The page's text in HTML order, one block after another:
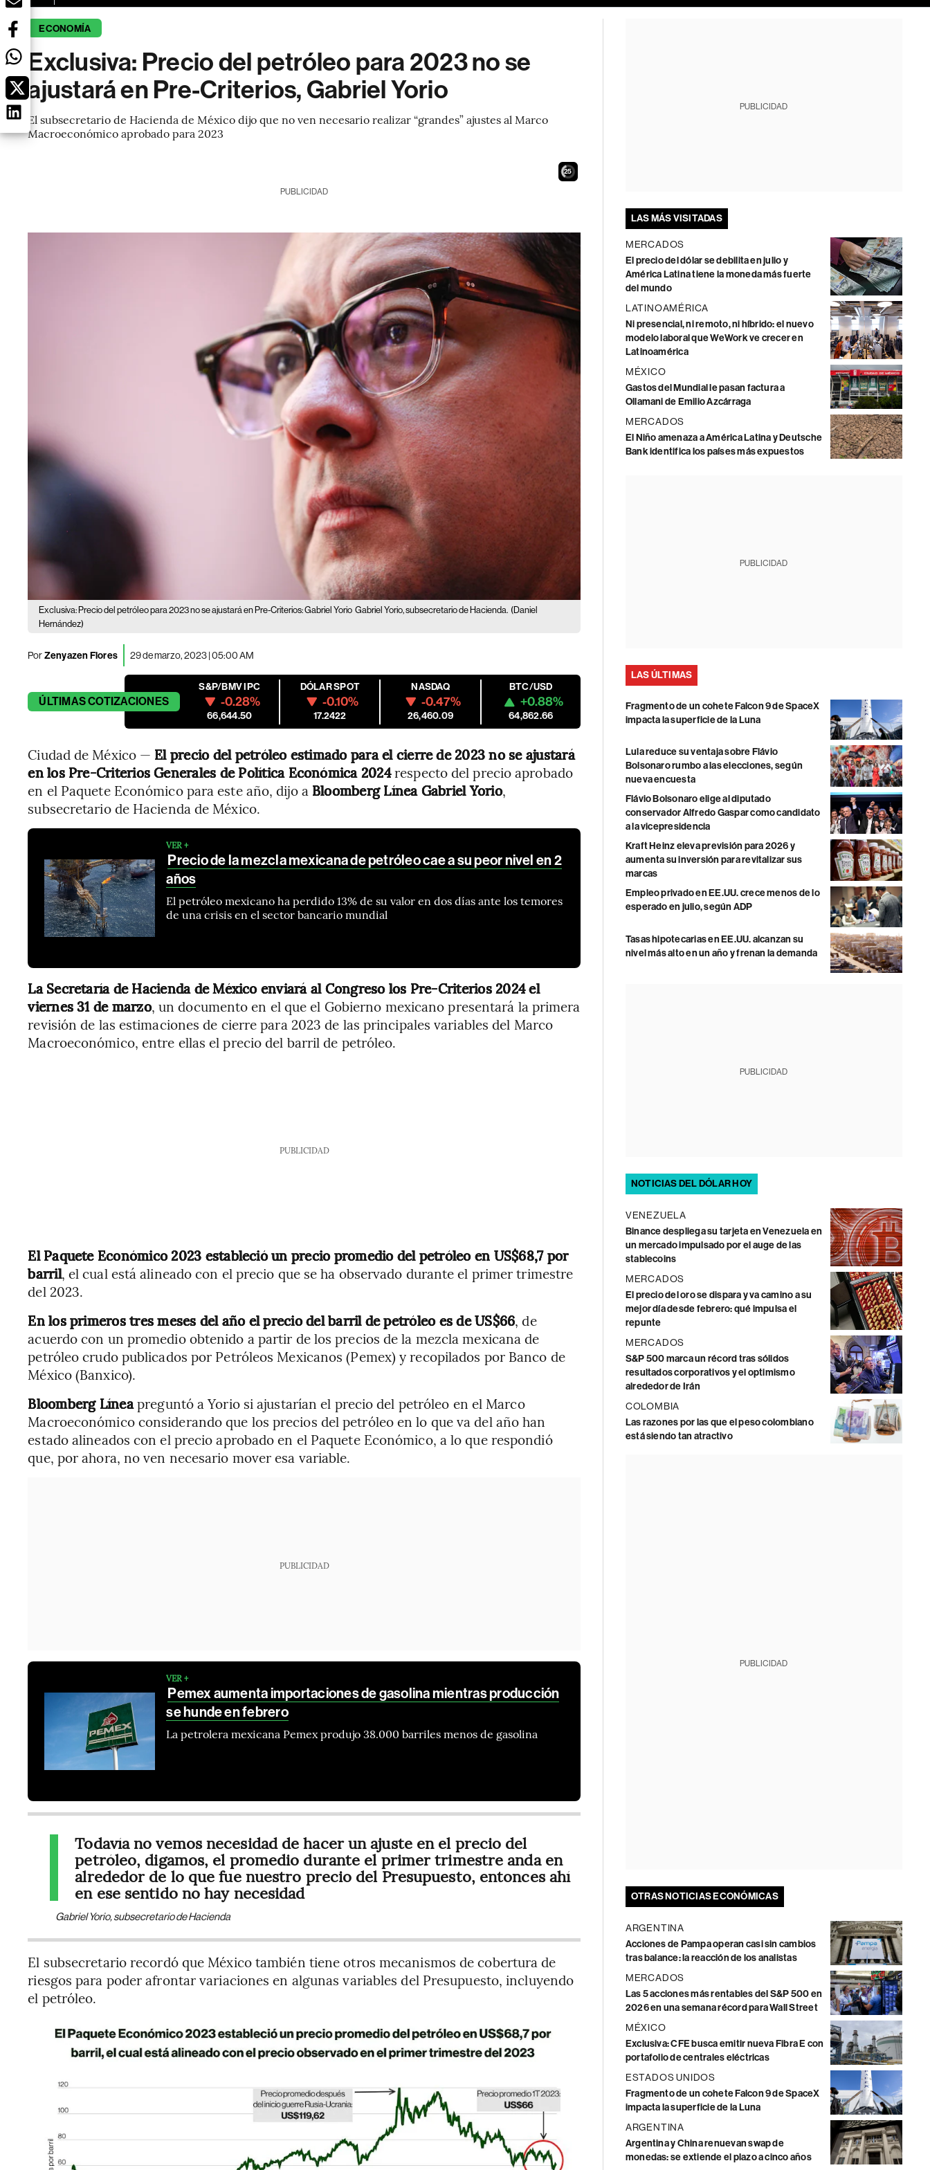
ECONOMÍA
Exclusiva: Precio del petróleo para 2023 no se
ajustará en Pre-Criterios, Gabriel Yorio
El subsecretario de Hacienda de México dijo que no ven necesario realizar “grandes” ajustes al Marco
Macroeconómico aprobado para 2023
24
PUBLICIDAD
Exclusiva: Precio del petróleo para 2023 no se ajustará en Pre-Criterios: Gabriel Yorio Gabriel Yorio, subsecretario de Hacienda. (Daniel
Hernández)
PorZenyazen Flores 29 de marzo, 2023 | 05:00 AM
ÚLTIMASCOTIZACIONES
S&P/BMV IPC
-0.28%
66,644.50
DÓLAR SPOT
-0.10%
17.2422
NASDAQ
-0.47%
26,460.09
BTC/USD
+0.88%
64,862.66
Ciudad de México — El precio del petróleo estimado para el cierre de 2023 no se ajustará
en los Pre-Criterios Generales de Política Económica 2024respecto del precio aprobado
en el Paquete Económico para este año, dijo a Bloomberg Línea Gabriel Yorio,
subsecretario de Hacienda de México.
VER +
Precio de la mezcla mexicana de petróleo cae a su peor nivel en 2
años
El petróleo mexicano ha perdido 13% de su valor en dos días ante los temores
de una crisis en el sector bancario mundial
La Secretaría de Hacienda de México enviará al Congreso los Pre-Criterios 2024 el
viernes 31 de marzo, un documento en el que el Gobierno mexicano presentará la primera
revisión de las estimaciones de cierre para 2023 de las principales variables del Marco
Macroeconómico, entre ellas el precio del barril de petróleo.
PUBLICIDAD
El Paquete Económico 2023 estableció un precio promedio del petróleo en US$68,7 por
barril, el cual está alineado con el precio que se ha observado durante el primer trimestre
del 2023.
En los primeros tres meses del año el precio del barril de petróleo es de US$66, de
acuerdo con un promedio obtenido a partir de los precios de la mezcla mexicana de
petróleo crudo publicados por Petróleos Mexicanos (Pemex) y recopilados por Banco de
México (Banxico).
Bloomberg Líneapreguntó a Yorio si ajustarían el precio del petróleo en el Marco
Macroeconómico considerando que los precios del petróleo en lo que va del año han
estado alineados con el precio aprobado en el Paquete Económico, a lo que respondió
que, por ahora, no ven necesario mover esa variable.
PUBLICIDAD
VER +
Pemex aumenta importaciones de gasolina mientras producción
se hunde en febrero
La petrolera mexicana Pemex produjo 38.000 barriles menos de gasolina
Todavía no vemos necesidad de hacer un ajuste en el precio del
petróleo, digamos, el promedio durante el primer trimestre anda en
alrededor de lo que fue nuestro precio del Presupuesto, entonces ahí
en ese sentido no hay necesidad
Gabriel Yorio, subsecretario de Hacienda
El subsecretario recordó que México también tiene otros mecanismos de cobertura de
riesgos para poder afrontar variaciones en algunas variables del Presupuesto, incluyendo
el petróleo.
PUBLICIDAD
LAS MÁS VISITADAS
MERCADOS
El precio del dólar se debilita en julio y
América Latina tiene la moneda más fuerte
del mundo
LATINOAMÉRICA
Ni presencial, ni remoto, ni híbrido: el nuevo
modelo laboral que WeWork ve crecer en
Latinoamérica
MÉXICO
Gastos del Mundial le pasan factura a
Ollamani de Emilio Azcárraga
MERCADOS
El Niño amenaza a América Latina y Deutsche
Bank identifica los países más expuestos
PUBLICIDAD
LAS ÚLTIMAS
Fragmento de un cohete Falcon 9 de SpaceX
impacta la superficie de la Luna
Lula reduce su ventaja sobre Flávio
Bolsonaro rumbo a las elecciones, según
nueva encuesta
Flávio Bolsonaro elige al diputado
conservador Alfredo Gaspar como candidato
a la vicepresidencia
Kraft Heinz eleva previsión para 2026 y
aumenta su inversión para revitalizar sus
marcas
Empleo privado en EE.UU. crece menos de lo
esperado en julio, según ADP
Tasas hipotecarias en EE.UU. alcanzan su
nivel más alto en un año y frenan la demanda
PUBLICIDAD
NOTICIAS DEL DÓLAR HOY
VENEZUELA
Binance despliega su tarjeta en Venezuela en
un mercado impulsado por el auge de las
stablecoins
MERCADOS
El precio del oro se dispara y va camino a su
mejor día desde febrero: qué impulsa el
repunte
MERCADOS
S&P 500 marca un récord tras sólidos
resultados corporativos y el optimismo
alrededor de Irán
COLOMBIA
Las razones por las que el peso colombiano
está siendo tan atractivo
PUBLICIDAD
OTRAS NOTICIAS ECONÓMICAS
ARGENTINA
Acciones de Pampa operan casi sin cambios
tras balance: la reacción de los analistas
MERCADOS
Las 5 acciones más rentables del S&P 500 en
2026 en una semana récord para Wall Street
MÉXICO
Exclusiva: CFE busca emitir nueva Fibra E con
portafolio de centrales eléctricas
ESTADOS UNIDOS
Fragmento de un cohete Falcon 9 de SpaceX
impacta la superficie de la Luna
ARGENTINA
Argentina y China renuevan swap de
monedas: se extiende el plazo a cinco años